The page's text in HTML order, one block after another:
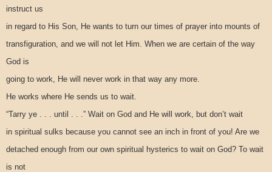
instruct us
in regard to His Son, He wants to turn our times of prayer into mounts of
transfiguration, and we will not let Him. When we are certain of the way
God is
going to work, He will never work in that way any more.
He works where He sends us to wait.
“Tarry ye . . . until . . .” Wait on God and He will work, but don’t wait
in spiritual sulks because you cannot see an inch in front of you! Are we
detached enough from our own spiritual hysterics to wait on God? To wait
is not